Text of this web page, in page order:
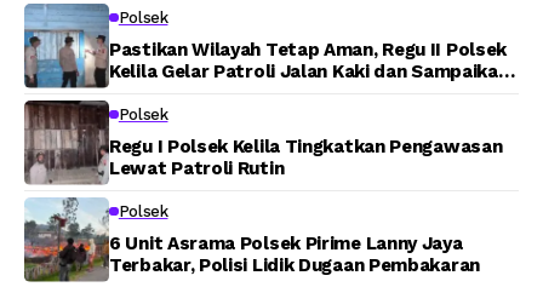
Polsek
Pastikan Wilayah Tetap Aman, Regu II Polsek
Kelila Gelar Patroli Jalan Kaki dan Sampaikan
Polsek
Regu I Polsek Kelila Tingkatkan Pengawasan
Lewat Patroli Rutin
Polsek
6 Unit Asrama Polsek Pirime Lanny Jaya
Terbakar, Polisi Lidik Dugaan Pembakaran